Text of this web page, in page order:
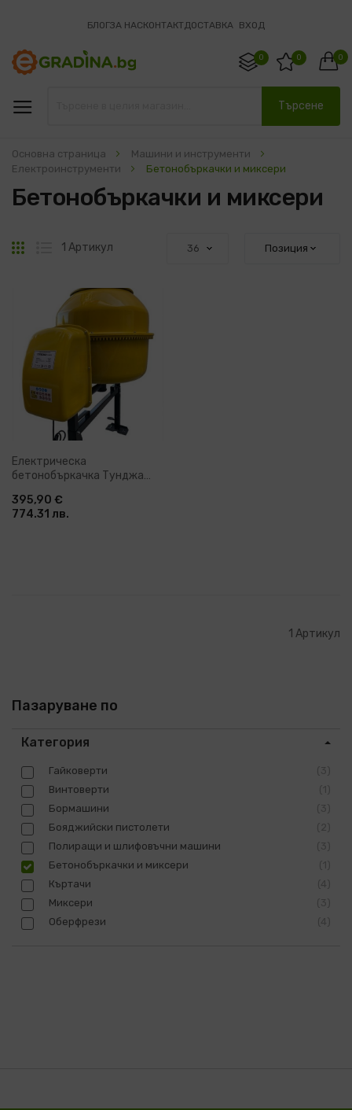
БЛОГЗА НАСКОНТАКТДОСТАВКА ВХОД
0
0 0
Търсене
Основна страница
Машини и инструменти
Електроинструменти
Бетонобъркачки и миксери
Пазаруване по
Категория
Гайковерти
Винтоверти
Бормашини
Бояджийски пистолети
Полиращи и шлифовъчни машини
Бетонобъркачки и миксери
Къртачи
Миксери
Оберфрези
Бетонобъркачки и миксери
РешеткаСписък
1 Артикул
Електрическа
бетонобъркачка Тунджа
(063030)
395,90 €
774.31 лв.
1 Артикул